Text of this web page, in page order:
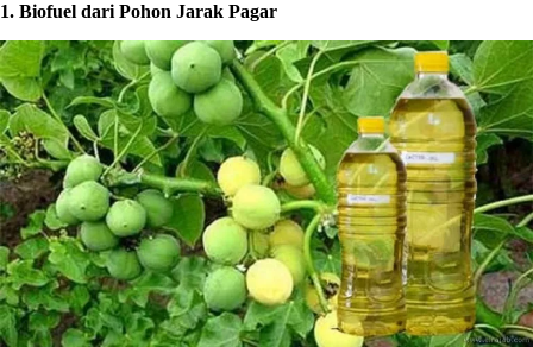
1. Biofuel dari Pohon Jarak Pagar